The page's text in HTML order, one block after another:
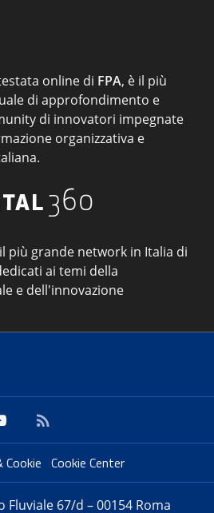
online di FPA, è il più
di approfondimento e
di innovatori impegnate
organizzativa e
più grande network in Italia di
ai temi della
e dell'innovazione
Cookie Cookie Center
Fluviale 67/d – 00154 Roma